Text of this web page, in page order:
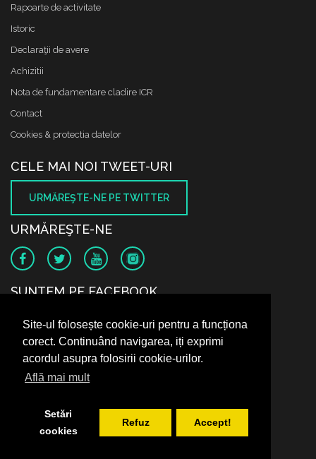
Site-ul folosește cookie-uri pentru a funcționa
corect. Continuând navigarea, iți exprimi
acordul asupra folosirii cookie-urilor.
Află mai mult
Setări
cookies
Refuz Accept!
Rapoarte de activitate
Istoric
Declaraţii de avere
Achizitii
Nota de fundamentare cladire ICR
Contact
Cookies & protectia datelor
CELE MAI NOI TWEET-URI
URMĂREŞTE-NE PE TWITTER
URMĂREŞTE-NE
SUNTEM PE FACEBOOK